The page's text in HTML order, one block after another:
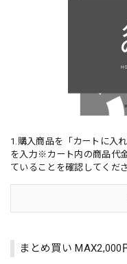
1.購入商品を「カートに入
を入力※カート内の商品代
ていることを確認してくださ
まとめ買い MAX2,000